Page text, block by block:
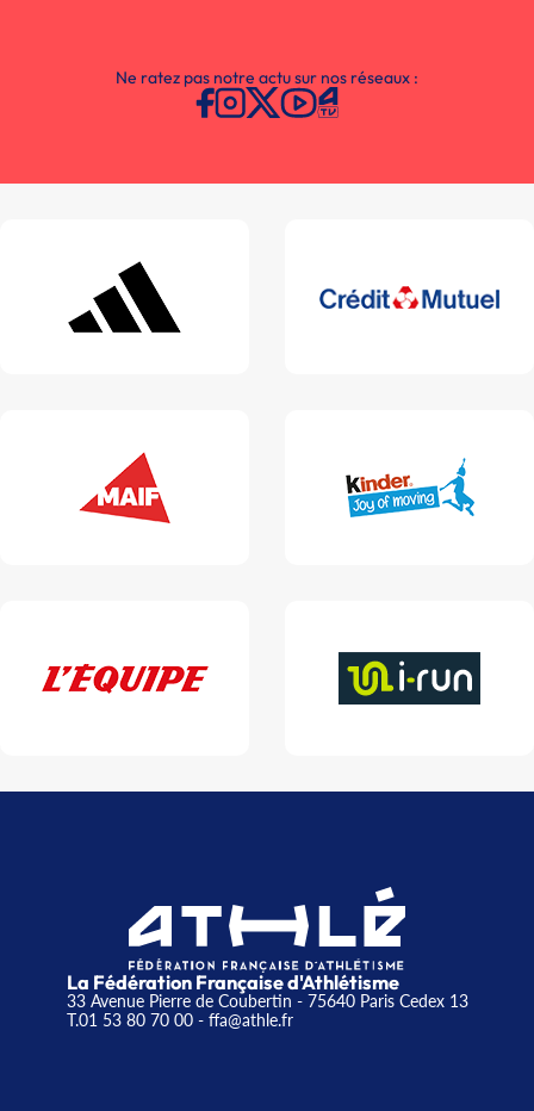
Ne ratez pas notre actu sur nos réseaux :
La Fédération Française d'Athlétisme
33 Avenue Pierre de Coubertin - 75640 Paris Cedex 13
T.01 53 80 70 00- ffa@athle.fr